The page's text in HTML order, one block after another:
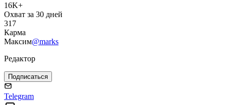
16K+
Охват за 30 дней
317
Карма
Максим@marks
Редактор
Подписаться
Telegram